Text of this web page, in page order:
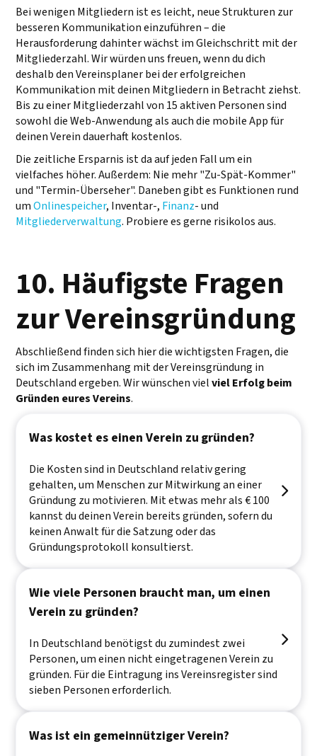
Bei wenigen Mitgliedern ist es leicht, neue Strukturen zur
besseren Kommunikation einzuführen – die
Herausforderung dahinter wächst im Gleichschritt mit der
Mitgliederzahl. Wir würden uns freuen, wenn du dich
deshalb den Vereinsplaner bei der erfolgreichen
Kommunikation mit deinen Mitgliedern in Betracht ziehst.
Bis zu einer Mitgliederzahl von 15 aktiven Personen sind
sowohl die Web-Anwendung als auch die mobile App für
deinen Verein dauerhaft kostenlos.
Die zeitliche Ersparnis ist da auf jeden Fall um ein
vielfaches höher. Außerdem: Nie mehr "Zu-Spät-Kommer"
und "Termin-Überseher". Daneben gibt es Funktionen rund
umOnlinespeicher, Inventar-, Finanz- und
Mitgliederverwaltung. Probiere es gerne risikolos aus.
10. Häufigste Fragen
zur Vereinsgründung
Abschließend finden sich hier die wichtigsten Fragen, die
sich im Zusammenhang mit der Vereinsgründung in
Deutschland ergeben. Wir wünschen vielviel Erfolg beim
Gründen eures Vereins.
Was kostet es einen Verein zu gründen?
Die Kosten sind in Deutschland relativ gering
gehalten, um Menschen zur Mitwirkung an einer
Gründung zu motivieren. Mit etwas mehr als € 100
kannst du deinen Verein bereits gründen, sofern du
keinen Anwalt für die Satzung oder das
Gründungsprotokoll konsultierst.

Wie viele Personen braucht man, um einen
Verein zu gründen?
In Deutschland benötigst du zumindest zwei
Personen, um einen nicht eingetragenen Verein zu
gründen. Für die Eintragung ins Vereinsregister sind
sieben Personen erforderlich.

Was ist ein gemeinnütziger Verein?